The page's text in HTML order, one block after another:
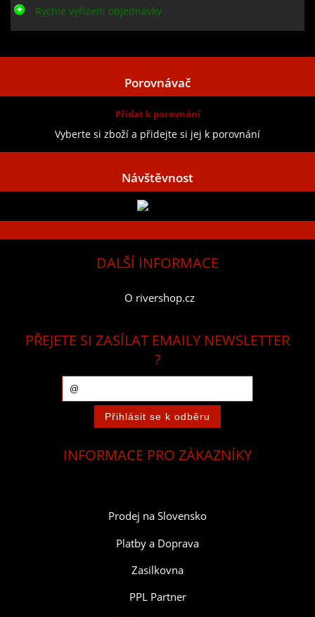
Rychle vyřízení objednávky
Porovnávač
Přidat k porovnání
Vyberte si zboží a přidejte si jej k porovnání
Návštěvnost
DALŠÍ INFORMACE
O rivershop.cz
PŘEJETE SI ZASÍLAT EMAILY NEWSLETTER
?
INFORMACE PRO ZÁKAZNÍKY
Prodej na Slovensko
Platby a Doprava
Zasilkovna
PPL Partner